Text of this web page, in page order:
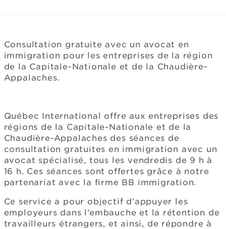
Consultation gratuite avec un avocat en
immigration pour les entreprises de la région
de la Capitale-Nationale et de la Chaudière-
Appalaches.
Québec International offre aux entreprises des
régions de la Capitale-Nationale et de la
Chaudière-Appalaches des séances de
consultation gratuites en immigration avec un
avocat spécialisé, tous les vendredis de 9 h à
16 h. Ces séances sont offertes grâce à notre
partenariat avec la firme BB immigration.
Ce service a pour objectif d’appuyer les
employeurs dans l’embauche et la rétention de
travailleurs étrangers, et ainsi, de répondre à